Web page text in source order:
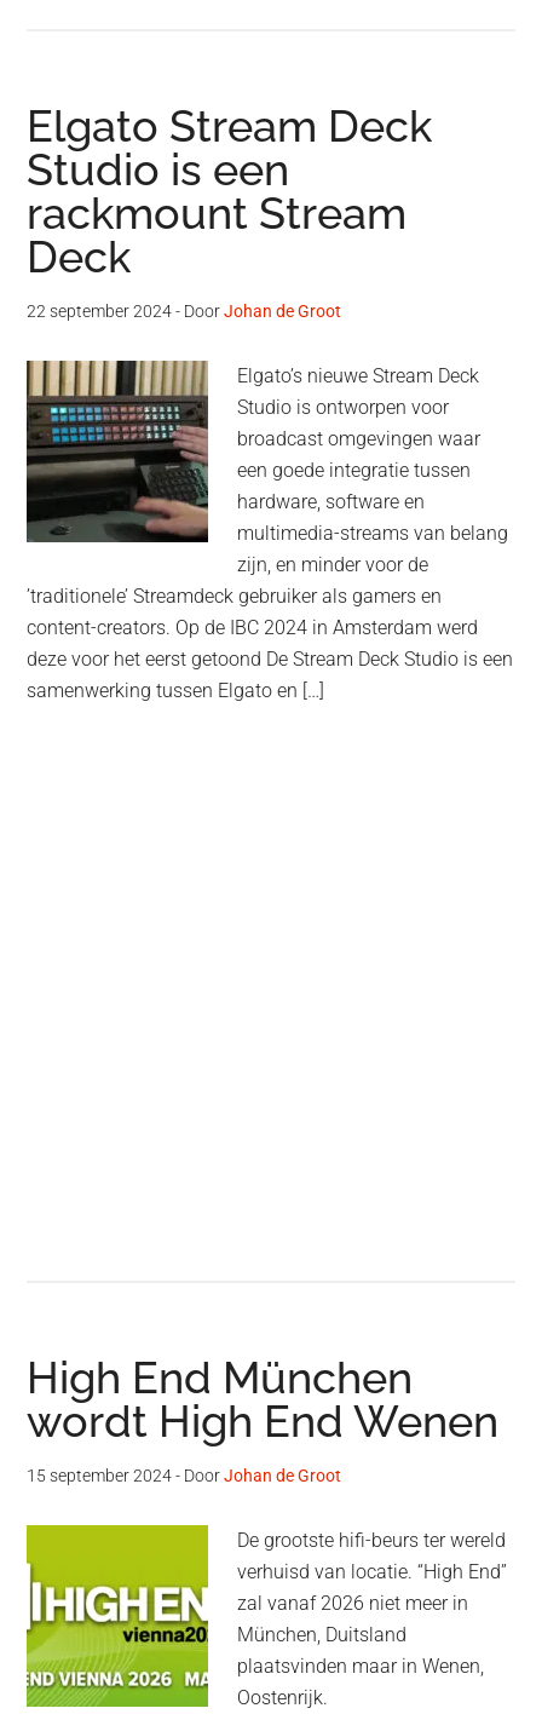
Elgato Stream Deck
Studio is een
rackmount Stream
Deck
22 september 2024- DoorJohan de Groot
Elgato’s nieuwe Stream Deck
Studio is ontworpen voor
broadcast omgevingen waar
een goede integratie tussen
hardware, software en
multimedia-streams van belang
zijn, en minder voor de
’traditionele’ Streamdeck gebruiker als gamers en
content-creators. Op de IBC 2024 in Amsterdam werd
deze voor het eerst getoond De Stream Deck Studio is een
samenwerking tussen Elgato en […]
High End München
wordt High End Wenen
15 september 2024- DoorJohan de Groot
De grootste hifi-beurs ter wereld
verhuisd van locatie. “High End”
zal vanaf 2026 niet meer in
München, Duitsland
plaatsvinden maar in Wenen,
Oostenrijk.